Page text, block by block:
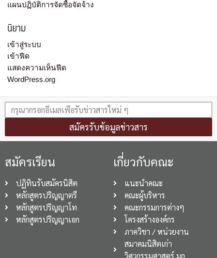
แผนปฏิบัติการจัดซื้อจัดจ้าง
นิยาม
เข้าสู่ระบบ
เข้าฟีด
แสดงความเห็นฟีด
WordPress.org
สมัครรับข้อมูลข่าวสาร
สมัครเรียน
ปฏิทินรับสมัครนิสิต
หลักสูตรปริญญาตรี
หลักสูตรปริญญาโท
หลักสูตรปริญญาเอก
เกี่ยวกับคณะ
แนะนำคณะ
คณะผู้บริหาร
คณะกรรมการต่างๆ
โครงสร้างองค์กร
ภาควิชา / หน่วยงาน
สมาคมนิสิตเก่า
วิศวกรรมศาสตร์ มก.